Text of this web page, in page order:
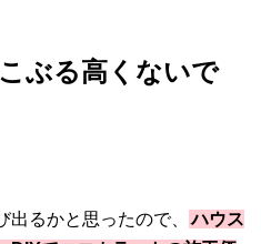
ぶる高くないで
るかと思ったので、
ハウス